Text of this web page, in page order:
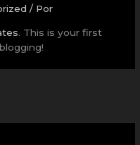
/ Por
. This is your first